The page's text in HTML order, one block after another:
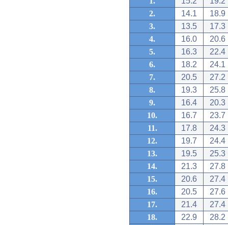
2.
14.1
18.9
3.
13.5
17.3
4.
16.0
20.6
5.
16.3
22.4
6.
18.2
24.1
7.
20.5
27.2
8.
19.3
25.8
9.
16.4
20.3
10.
16.7
23.7
11.
17.8
24.3
12.
19.7
24.4
13.
19.5
25.3
14.
21.3
27.8
15.
20.6
27.4
16.
20.5
27.6
17.
21.4
27.4
18.
22.9
28.2